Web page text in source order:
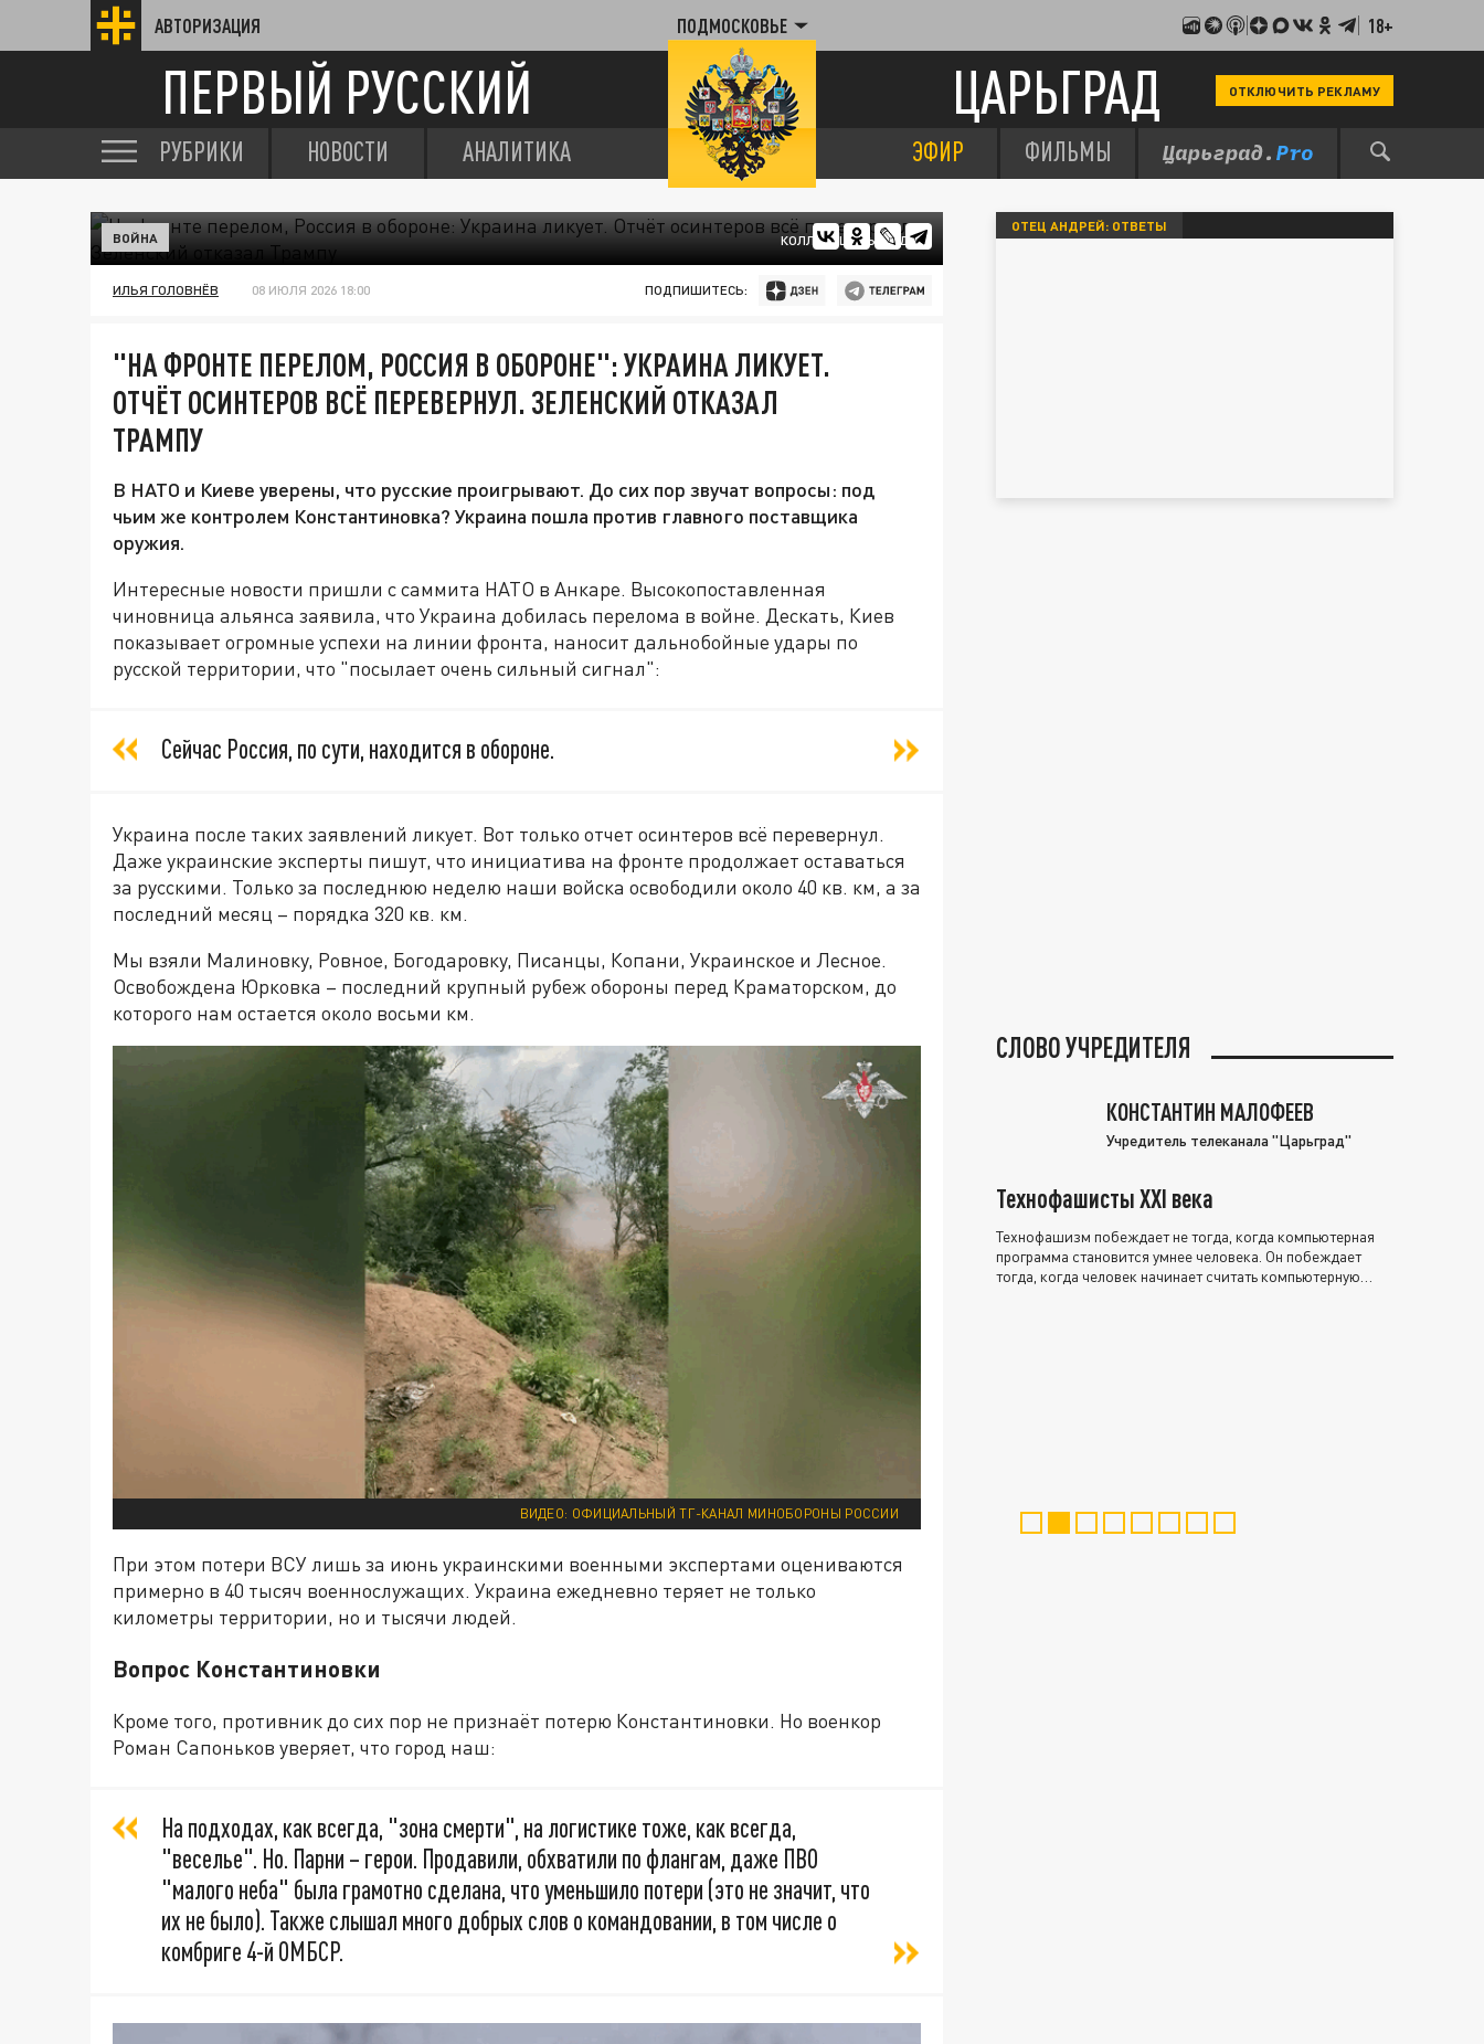
АВТОРИЗАЦИЯ ПОДМОСКОВЬЕ 18+
ПЕРВЫЙ РУССКИЙ ЦАРЬГРАД ОТКЛЮЧИТЬ РЕКЛАМУ
РУБРИКИ НОВОСТИ АНАЛИТИКА ЭФИР ФИЛЬМЫ
КОЛЛАЖ ЦАРЬГРАДА.
ВОЙНА
ИЛЬЯ ГОЛОВНЁВ 08 ИЮЛЯ 2026 18:00 ПОДПИШИТЕСЬ:
"НА ФРОНТЕ ПЕРЕЛОМ, РОССИЯ В ОБОРОНЕ": УКРАИНА ЛИКУЕТ.
ОТЧЁТ ОСИНТЕРОВ ВСЁ ПЕРЕВЕРНУЛ. ЗЕЛЕНСКИЙ ОТКАЗАЛ
ТРАМПУ
В НАТО и Киеве уверены, что русские проигрывают. До сих пор звучат вопросы: под
чьим же контролем Константиновка? Украина пошла против главного поставщика
оружия.
Интересные новости пришли с саммита НАТО в Анкаре. Высокопоставленная
чиновница альянса заявила, что Украина добилась перелома в войне. Дескать, Киев
показывает огромные успехи на линии фронта, наносит дальнобойные удары по
русской территории, что "посылает очень сильный сигнал":
Сейчас Россия, по сути, находится в обороне.
Украина после таких заявлений ликует. Вот только отчет осинтеров всё перевернул.
Даже украинские эксперты пишут, что инициатива на фронте продолжает оставаться
за русскими. Только за последнюю неделю наши войска освободили около 40 кв. км, а за
последний месяц – порядка 320 кв. км.
Мы взяли Малиновку, Ровное, Богодаровку, Писанцы, Копани, Украинское и Лесное.
Освобождена Юрковка – последний крупный рубеж обороны перед Краматорском, до
которого нам остается около восьми км.
ВИДЕО: ОФИЦИАЛЬНЫЙ ТГ-КАНАЛ МИНОБОРОНЫ РОССИИ
При этом потери ВСУ лишь за июнь украинскими военными экспертами оцениваются
примерно в 40 тысяч военнослужащих. Украина ежедневно теряет не только
километры территории, но и тысячи людей.
Вопрос Константиновки
Кроме того, противник до сих пор не признаёт потерю Константиновки. Но военкор
Роман Сапоньков уверяет, что город наш:
На подходах, как всегда, "зона смерти", на логистике тоже, как всегда,
"веселье". Но. Парни – герои. Продавили, обхватили по флангам, даже ПВО
"малого неба" была грамотно сделана, что уменьшило потери (это не значит, что
их не было). Также слышал много добрых слов о командовании, в том числе о
комбриге 4-й ОМБСР.
ОТЕЦ АНДРЕЙ: ОТВЕТЫ
СЛОВО УЧРЕДИТЕЛЯ
КОНСТАНТИН МАЛОФЕЕВ
Учредитель телеканала "Царьград"
Технофашисты XXI века
Технофашизм побеждает не тогда, когда компьютерная
программа становится умнее человека. Он побеждает
тогда, когда человек начинает считать компьютерную